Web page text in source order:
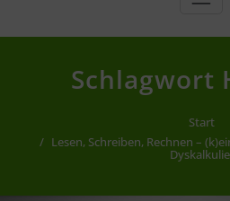
Schlagwort
Start
Lesen, Schreiben, Rechnen –